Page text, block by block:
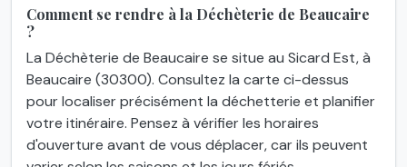
Comment se rendre à la Déchèterie de Beaucaire
?
La Déchèterie de Beaucaire se situe au Sicard Est, à
Beaucaire (30300). Consultez la carte ci-dessus
pour localiser précisément la déchetterie et planifier
votre itinéraire. Pensez à vérifier les horaires
d'ouverture avant de vous déplacer, car ils peuvent